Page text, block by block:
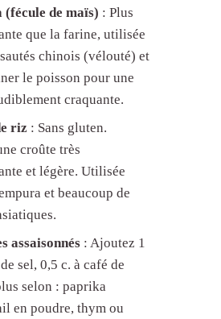
(fécule de maïs) : Plus
que la farine, utilisée
chinois (vélouté) et
le poisson pour une
craquante.
riz : Sans gluten.
croûte très
et légère. Utilisée
et beaucoup de
assaisonnés : Ajoutez 1
sel, 0,5 c. à café de
selon : paprika
en poudre, thym ou